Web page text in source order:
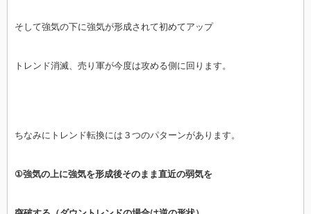
そして強気の下に強気が形成されて初めてアップ
トレンド消滅、売り軍が今度は攻める側に回ります。
ちなみにトレンド転換には３つのパターンがあります。
①強気の上に強気を形成後そのまま直近の弱気を